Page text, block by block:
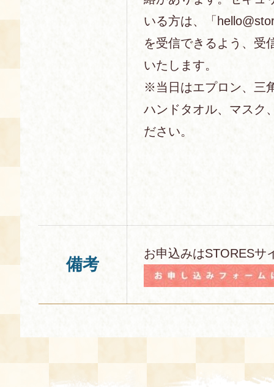
いる方は、「
を受信できるよう、受
いたします。
※当日はエプロン、三
ハンドタオル、マスク
ださい。
備考
お申込みはSTORESサ